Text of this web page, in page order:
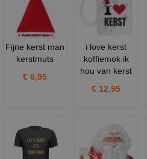
Fijne kerst man
kerstmuts
€ 6,95
i love kerst
koffiemok ik
hou van kerst
€ 12,95